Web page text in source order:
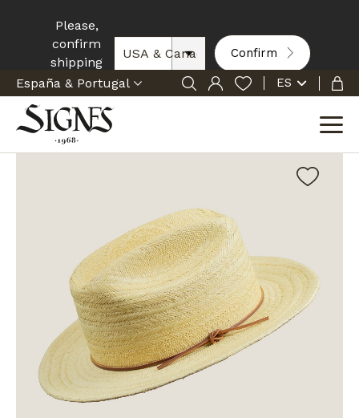
Please,
confirm
shipping
zone:
Confirm
ES
Inicio Sombrero El Camino